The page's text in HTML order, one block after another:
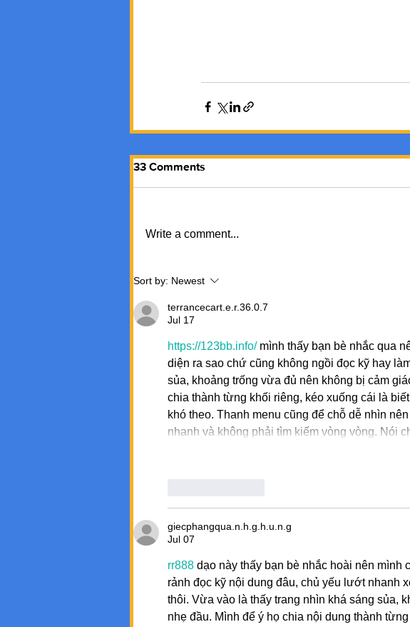
33 Comments
Write a comment...
Sort by: Newest
terrancecart.e.r.36.0.7
Jul 17
https://123bb.info/ mình thấy bạn bè nhắc qua
diện ra sao chứ cũng không ngồi đọc kỹ hay
sủa, khoảng trống vừa đủ nên không bị cảm
chia thành từng khối riêng, kéo xuống cái là
khó theo. Thanh menu cũng để chỗ dễ nhìn
nhanh và không phải tìm kiếm vòng vòng. Nói
giecphangqua.n.h.g.h.u.n.g
Jul 07
rr888 dạo này thấy bạn bè nhắc hoài nên mình
rảnh đọc kỹ nội dung đâu, chủ yếu lướt nhanh
thôi. Vừa vào là thấy trang nhìn khá sáng sủa,
nhẹ đầu. Mình để ý họ chia nội dung thành